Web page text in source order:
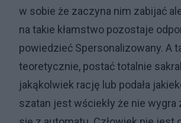
w sobie że zaczyna nim zabijać
na takie kłamstwo pozostaje
powiedzieć Spersonalizowany. A
teoretycznie, postać totalnie
jakąkolwiek rację lub podała
szatan jest wściekły że nie